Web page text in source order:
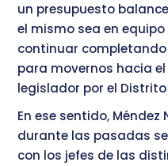
un presupuesto
el mismo sea en
continuar
para movernos hacia
legislador por el Distrito
En ese sentido,
durante las pasadas
con los jefes de las